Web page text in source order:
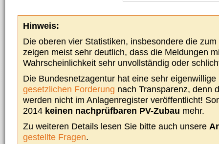
Hinweis:
Die oberen vier Statistiken, insbesondere die
zeigen meist sehr deutlich, dass die Meldungen
Wahrscheinlichkeit sehr unvollständig oder
Die Bundesnetzagentur hat eine sehr
gesetzlichen Forderung nach Transparenz, denn
werden nicht im Anlagenregister veröffentlicht!
2014 keinen nachprüfbaren PV-Zubau mehr.
Zu weiteren Details lesen Sie bitte auch unsere
gestellte Fragen.